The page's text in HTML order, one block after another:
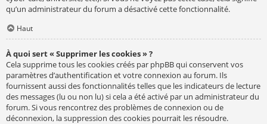
qu’un administrateur du forum a désactivé cette fonctionnalité.
Haut
À quoi sert « Supprimer les cookies » ?
Cela supprime tous les cookies créés par phpBB qui conservent vos
paramètres d’authentification et votre connexion au forum. Ils
fournissent aussi des fonctionnalités telles que les indicateurs de lecture
des messages (lu ou non lu) si cela a été activé par un administrateur du
forum. Si vous rencontrez des problèmes de connexion ou de
déconnexion, la suppression des cookies pourrait les résoudre.